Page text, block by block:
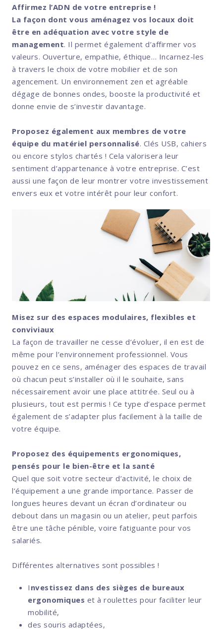
Affirmez l’ADN de votre entreprise !
La façon dont vous aménagez vos locaux doit
être en adéquation avec votre style de
management. Il permet également d’affirmer vos
valeurs. Ouverture, empathie, éthique… Incarnez-les
à travers le choix de votre mobilier et de son
agencement. Un environnement zen et agréable
dégage de bonnes ondes, booste la productivité et
donne envie de s’investir davantage.
Proposez également aux membres de votre
équipe du matériel personnalisé. Clés USB, cahiers
ou encore stylos chartés ! Cela valorisera leur
sentiment d’appartenance à votre entreprise. C’est
aussi une façon de leur montrer votre investissement
envers eux et votre intérêt pour leur confort.
Misez sur des espaces modulaires, flexibles et
conviviaux
La façon de travailler ne cesse d’évoluer, il en est de
même pour l’environnement professionnel. Vous
pouvez en ce sens, aménager des espaces de travail
où chacun peut s’installer où il le souhaite, sans
nécessairement avoir une place attitrée. Seul ou à
plusieurs, tout est permis ! Ce type d’espace permet
également de s’adapter plus facilement à la taille de
votre équipe.
Proposez des équipements ergonomiques,
pensés pour le bien-être et la santé
Quel que soit votre secteur d’activité, le choix de
l’équipement a une grande importance. Passer de
longues heures devant un écran d’ordinateur ou
debout dans un magasin ou un atelier, peut parfois
être une tâche pénible, voire fatiguante pour vos
salariés.
Différentes alternatives sont possibles !
I nvestissez dans des sièges de bureaux
ergonomiques et à roulettes pour faciliter leur
mobilité,
des souris adaptées,